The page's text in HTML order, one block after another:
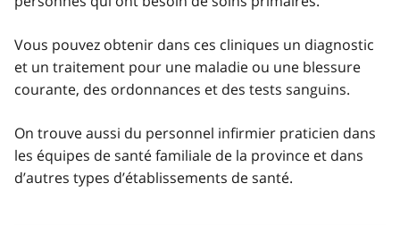
Vous pouvez obtenir dans ces cliniques un diagnostic
et un traitement pour une maladie ou une blessure
courante, des ordonnances et des tests sanguins.
On trouve aussi du personnel infirmier praticien dans
les équipes de santé familiale de la province et dans
d’autres types d’établissements de santé.